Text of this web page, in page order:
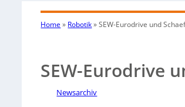
Home » Robotik»SEW-Eurodrive und
SEW-Eurodrive
Newsarchiv